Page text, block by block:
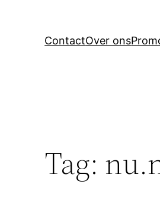
ContactOver ons
Tag: